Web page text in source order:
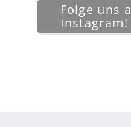
Folge uns
Instagram!